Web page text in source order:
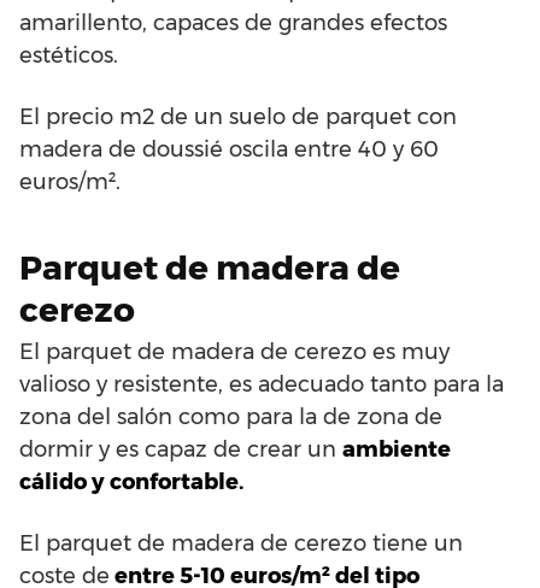
amarillento, capaces de grandes efectos
estéticos.
El precio m2 de un suelo de parquet con
madera de doussié oscila entre 40 y 60
euros/m².
Parquet de madera de
cerezo
El parquet de madera de cerezo es muy
valioso y resistente, es adecuado tanto para la
zona del salón como para la de zona de
dormir y es capaz de crear un ambiente
cálido y confortable.
El parquet de madera de cerezo tiene un
coste de entre 5-10 euros/m² del tipo